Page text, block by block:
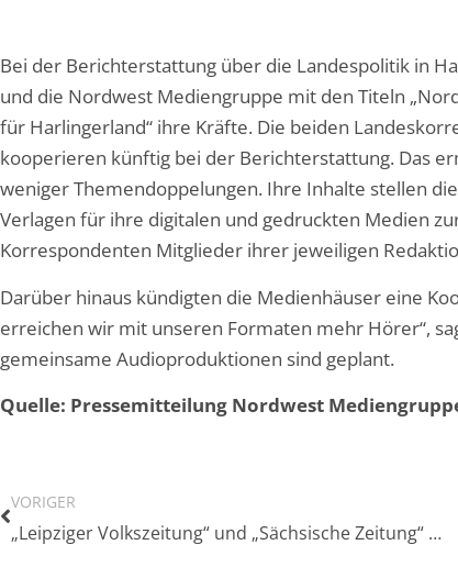
Bei der Berichterstattung über die Landespolitik in
und die Nordwest Mediengruppe mit den Titeln
für Harlingerland“ ihre Kräfte. Die beiden
kooperieren künftig bei der Berichterstattung. Das
weniger Themendoppelungen. Ihre Inhalte stellen
Verlagen für ihre digitalen und gedruckten Medien
Korrespondenten Mitglieder ihrer jeweiligen
Darüber hinaus kündigten die Medienhäuser eine
erreichen wir mit unseren Formaten mehr Hörer“,
gemeinsame Audioproduktionen sind geplant.
Quelle: Pressemitteilung Nordwest
VORIGER
„Leipziger Volkszeitung“ und „Sächsische Zeitung“ bilden Gemeinschaftsredaktion